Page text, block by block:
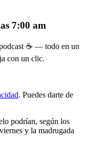
7:00 am
☕ — todo en un
con un clic.
. Puedes darte de
podrían, según los
y la madrugada